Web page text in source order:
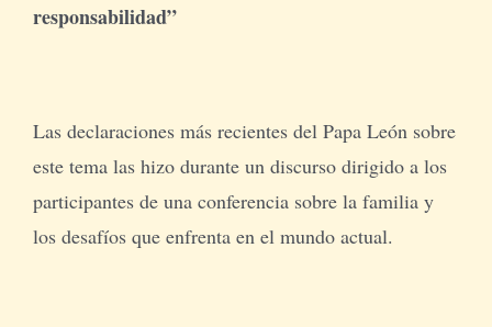
responsabilidad”
Las declaraciones más recientes del Papa León sobre
este tema las hizo durante un discurso dirigido a los
participantes de una conferencia sobre la familia y
los desafíos que enfrenta en el mundo actual.